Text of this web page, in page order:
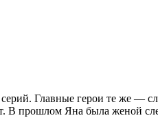
Главные герои те же —
В прошлом Яна была женой